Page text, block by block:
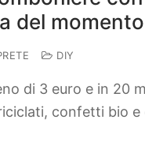
del momento
DIY
di 3 euro e in 20
confetti bio